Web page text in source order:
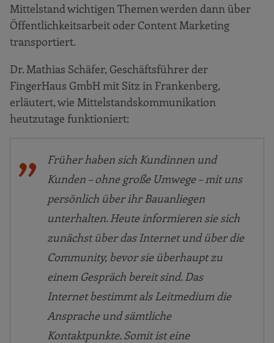
Mittelstand wichtigen Themen werden dann über
Öffentlichkeitsarbeit oder Content Marketing
transportiert.
Dr. Mathias Schäfer, Geschäftsführer der
FingerHaus GmbH mit Sitz in Frankenberg,
erläutert, wie Mittelstandskommunikation
heutzutage funktioniert:
Früher haben sich Kundinnen und
Kunden – ohne große Umwege – mit uns
persönlich über ihr Bauanliegen
unterhalten. Heute informieren sie sich
zunächst über das Internet und über die
Community, bevor sie überhaupt zu
einem Gespräch bereit sind. Das
Internet bestimmt als Leitmedium die
Ansprache und sämtliche
Kontaktpunkte. Somit ist eine